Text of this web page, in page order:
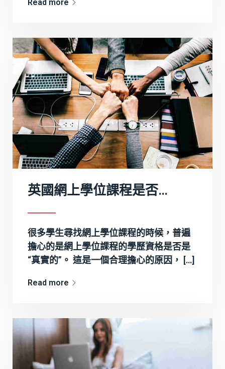
Read more
英國網上學位課程是否可信？
很多學生尋找網上學位課程的時候，普遍
擔心的是網上學位課程的學歷資格是否是
“真實的”。 這是一個合理擔心的原因， […]
Read more